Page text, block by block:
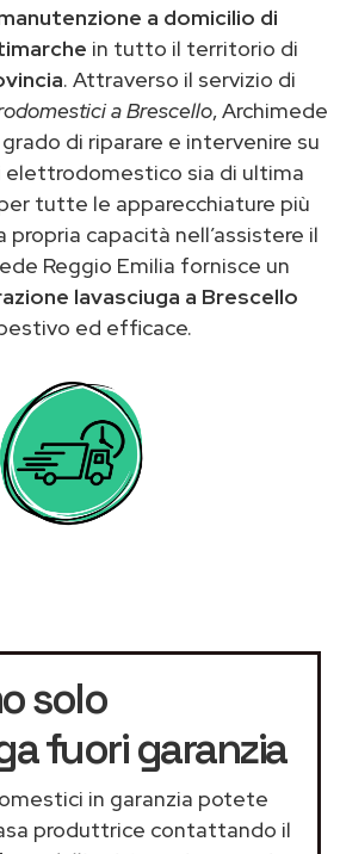
a domicilio di
in tutto il territorio di
. Attraverso il servizio di
a Brescello, Archimede
di riparare e intervenire su
elettrodomestico sia di ultima
tutte le apparecchiature più
propria capacità nell’assistere il
Reggio Emilia fornisce un
lavasciuga a Brescello
ed efficace.
solo
fuori garanzia
in garanzia potete
produttrice contattando il